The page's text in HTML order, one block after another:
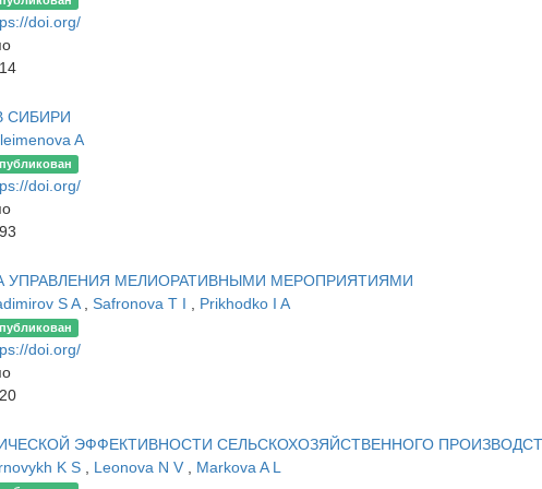
doi.org/
СИБИРИ
A
doi.org/
УПРАВЛЕНИЯ МЕЛИОРАТИВНЫМИ МЕРОПРИЯТИЯМИ
S A Safronova T I
Prikhodko I A
doi.org/
ЭФФЕКТИВНОСТИ СЕЛЬСКОХОЗЯЙСТВЕННОГО
K S Leonova N V
Markova A L